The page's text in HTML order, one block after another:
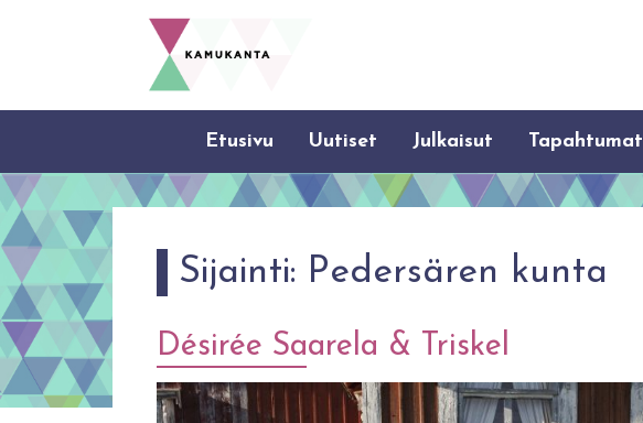
Etusivu Uutiset Julkaisut Tapahtumat
Sijainti: Pedersären kunta
Désirée Saarela & Triskel